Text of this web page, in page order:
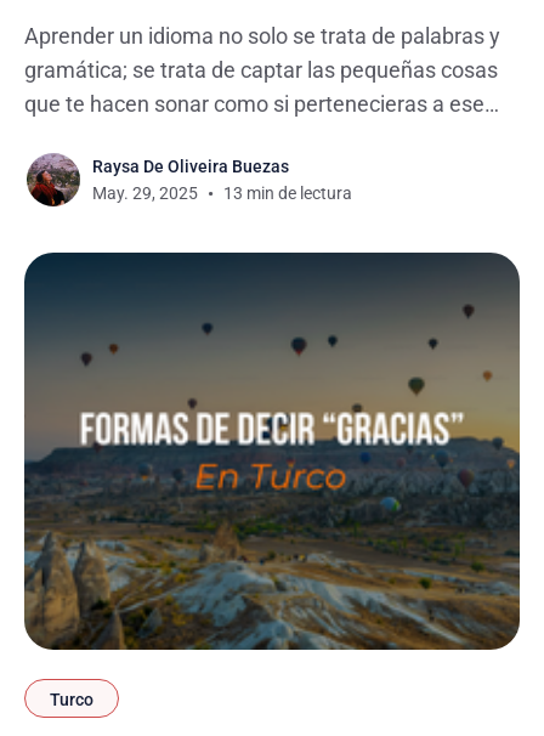
Aprender un idioma no solo se trata de palabras y
gramática; se trata de captar las pequeñas cosas
que te hacen sonar como si pertenecieras a ese
fundamental para comprender la cultura y el
idioma, ya que estas expresiones forman parte
Raysa De Oliveira Buezas
May. 29, 2025
13 min de lectura
Turco